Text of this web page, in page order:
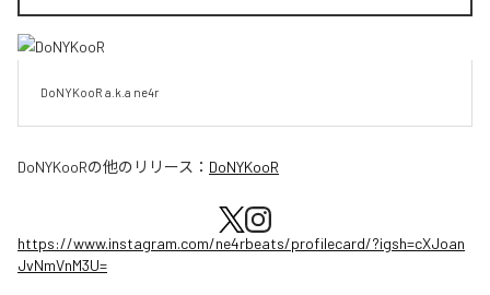
DoNYKooR a.k.a ne4r
DoNYKooRの他のリリース： DoNYKooR
https://www.instagram.com/ne4rbeats/profilecard/?igsh=cXJoan
JvNmVnM3U=